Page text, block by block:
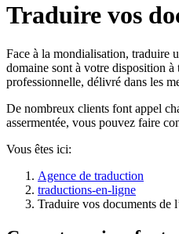
Traduire vos
Face à la mondialisation, traduire
domaine sont à votre disposition
professionnelle, délivré dans les
De nombreux clients font appel
assermentée, vous pouvez faire
Vous êtes ici:
Agence de traduction
traductions-en-ligne
Traduire vos documents de